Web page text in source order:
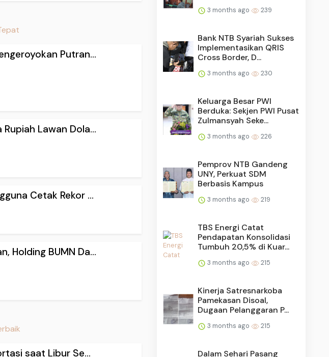
Putran...
Lawan Dola...
Cetak Rekor ...
Holding BUMN Da...
saat Libur Se...
3 months ago 239
Bank NTB Syariah Sukses
Implementasikan QRIS
Cross Border, D...
3 months ago 230
Keluarga Besar PWI
Berduka: Sekjen PWI Pusat
Zulmansyah Seke...
3 months ago 226
Pemprov NTB Gandeng
UNY, Perkuat SDM
Berbasis Kampus
3 months ago 219
TBS Energi Catat
Pendapatan Konsolidasi
Tumbuh 20,5% di Kuar...
3 months ago 215
Kinerja Satresnarkoba
Pamekasan Disoal,
Dugaan Pelanggaran P...
3 months ago 215
Dalam Sehari Pasang